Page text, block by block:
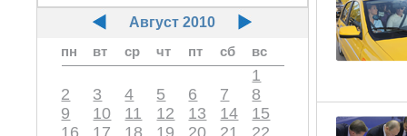
Август 2010
пн
вт ср чт пт сб вс
1
2
3 4 5 6 7
8
9
10 11 12 13 14
15
16
17 18 19 20 21
22